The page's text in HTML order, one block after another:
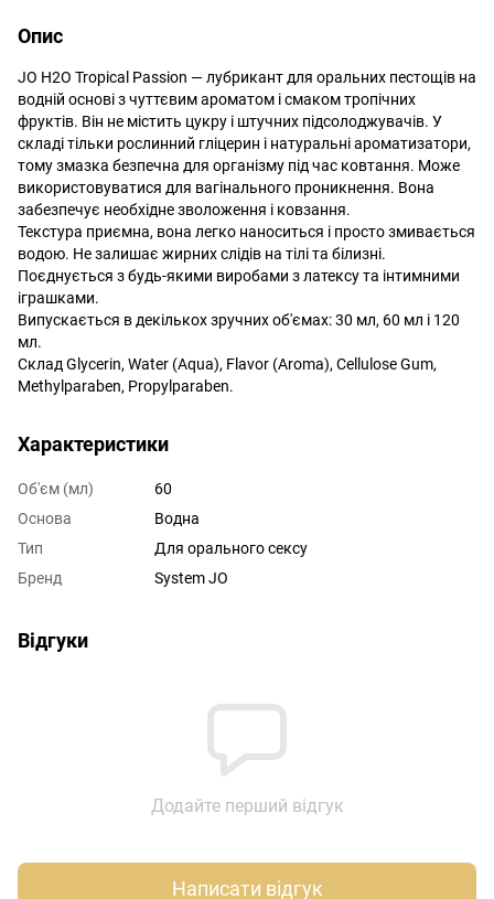
Опис
JO H2O Tropical Passion — лубрикант для оральних пестощів на
водній основі з чуттєвим ароматом і смаком тропічних
фруктів. Він не містить цукру і штучних підсолоджувачів. У
складі тільки рослинний гліцерин і натуральні ароматизатори,
тому змазка безпечна для організму під час ковтання. Може
використовуватися для вагінального проникнення. Вона
забезпечує необхідне зволоження і ковзання.
Текстура приємна, вона легко наноситься і просто змивається
водою. Не залишає жирних слідів на тілі та білизні.
Поєднується з будь-якими виробами з латексу та інтимними
іграшками.
Випускається в декількох зручних об'ємах: 30 мл, 60 мл і 120
мл.
Склад Glycerin, Water (Aqua), Flavor (Aroma), Cellulose Gum,
Methylparaben, Propylparaben.
Характеристики
Об'єм (мл)
60
Основа
Водна
Тип
Для орального сексу
Бренд
System JO
Відгуки
Додайте перший відгук
Написати відгук